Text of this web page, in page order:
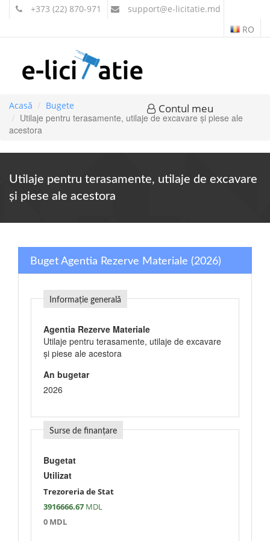
+373 (22) 870-971 support@e-licitatie.md
RO
Contul meu
Acasă Bugete
Utilaje pentru terasamente, utilaje de excavare şi piese ale
acestora
Utilaje pentru terasamente, utilaje de excavare
şi piese ale acestora
Buget Agentia Rezerve Materiale (2026)
Informație generală
Agentia Rezerve Materiale
Utilaje pentru terasamente, utilaje de excavare
şi piese ale acestora
An bugetar
2026
Surse de finanțare
Bugetat
Utilizat
Trezoreria de Stat
3916666.67 MDL
0 MDL